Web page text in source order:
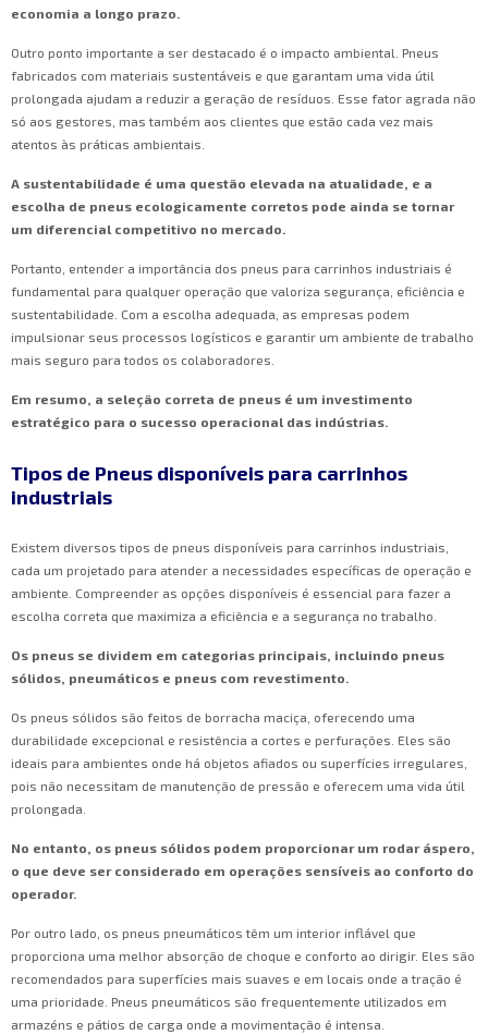
economia a longo prazo.
Outro ponto importante a ser destacado é o impacto ambiental. Pneus
fabricados com materiais sustentáveis e que garantam uma vida útil
prolongada ajudam a reduzir a geração de resíduos. Esse fator agrada não
só aos gestores, mas também aos clientes que estão cada vez mais
atentos às práticas ambientais.
A sustentabilidade é uma questão elevada na atualidade, e a
escolha de pneus ecologicamente corretos pode ainda se tornar
um diferencial competitivo no mercado.
Portanto, entender a importância dos pneus para carrinhos industriais é
fundamental para qualquer operação que valoriza segurança, eficiência e
sustentabilidade. Com a escolha adequada, as empresas podem
impulsionar seus processos logísticos e garantir um ambiente de trabalho
mais seguro para todos os colaboradores.
Em resumo, a seleção correta de pneus é um investimento
estratégico para o sucesso operacional das indústrias.
Tipos de Pneus disponíveis para carrinhos
industriais
Existem diversos tipos de pneus disponíveis para carrinhos industriais,
cada um projetado para atender a necessidades específicas de operação e
ambiente. Compreender as opções disponíveis é essencial para fazer a
escolha correta que maximiza a eficiência e a segurança no trabalho.
Os pneus se dividem em categorias principais, incluindo pneus
sólidos, pneumáticos e pneus com revestimento.
Os pneus sólidos são feitos de borracha maciça, oferecendo uma
durabilidade excepcional e resistência a cortes e perfurações. Eles são
ideais para ambientes onde há objetos afiados ou superfícies irregulares,
pois não necessitam de manutenção de pressão e oferecem uma vida útil
prolongada.
No entanto, os pneus sólidos podem proporcionar um rodar áspero,
o que deve ser considerado em operações sensíveis ao conforto do
operador.
Por outro lado, os pneus pneumáticos têm um interior inflável que
proporciona uma melhor absorção de choque e conforto ao dirigir. Eles são
recomendados para superfícies mais suaves e em locais onde a tração é
uma prioridade. Pneus pneumáticos são frequentemente utilizados em
armazéns e pátios de carga onde a movimentação é intensa.